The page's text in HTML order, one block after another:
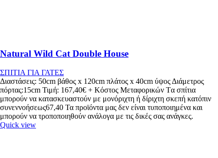
Natural Wild Cat Double House
ΣΠΙΤΙΑ ΓΙΑ ΓΑΤΕΣ
Διαστάσεις: 50cm βάθος x 120cm πλάτος x 40cm ύψος Διάμετρος
πόρτας:15cm Τιμή: 167,40€ + Κόστος Μεταφορικών Tα σπίτια
μπορούν να κατασκευαστούν με μονόριχτη ή δίριχτη σκεπή κατόπιν
συνεννοήσεως67,40 Τα προϊόντα μας δεν είναι τυποποιημένα και
μπορούν να τροποποιηθούν ανάλογα με τις δικές σας ανάγκες.
Quick view